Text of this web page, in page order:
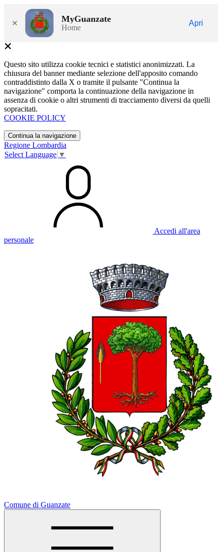
× MyGuanzate
Home
Apri
Questo sito utilizza cookie tecnici e statistici anonimizzati. La
chiusura del banner mediante selezione dell'apposito comando
contraddistinto dalla X o tramite il pulsante "Continua la
navigazione" comporta la continuazione della navigazione in
assenza di cookie o altri strumenti di tracciamento diversi da quelli
sopracitati.
COOKIE POLICY
Continua la navigazione
Regione Lombardia
Select Language ▼
Accedi all'area
personale
Comune di Guanzate